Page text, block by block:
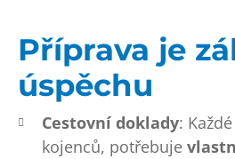
Příprava je
úspěchu
Cestovní doklady:
kojenců, potřebuje